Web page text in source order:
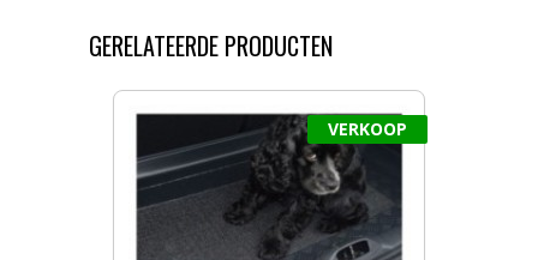
GERELATEERDE PRODUCTEN
VERKOOP